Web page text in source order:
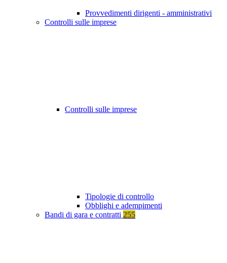
Provvedimenti dirigenti - amministrativi
Controlli sulle imprese
Controlli sulle imprese
Tipologie di controllo
Obblighi e adempimenti
Bandi di gara e contratti 255